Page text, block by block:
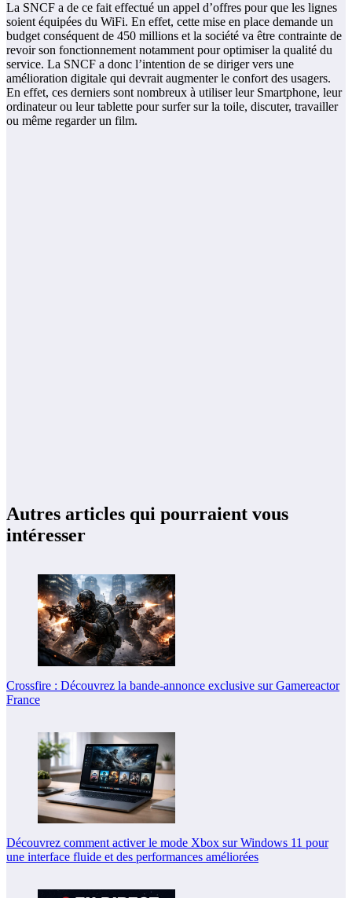
La SNCF a de ce fait effectué un appel d’offres pour que les lignes
soient équipées du WiFi. En effet, cette mise en place demande un
budget conséquent de 450 millions et la société va être contrainte de
revoir son fonctionnement notamment pour optimiser la qualité du
service. La SNCF a donc l’intention de se diriger vers une
amélioration digitale qui devrait augmenter le confort des usagers.
En effet, ces derniers sont nombreux à utiliser leur Smartphone, leur
ordinateur ou leur tablette pour surfer sur la toile, discuter, travailler
ou même regarder un film.
Autres articles qui pourraient vous
intéresser
Crossfire : Découvrez la bande-annonce exclusive sur Gamereactor
France
Découvrez comment activer le mode Xbox sur Windows 11 pour
une interface fluide et des performances améliorées